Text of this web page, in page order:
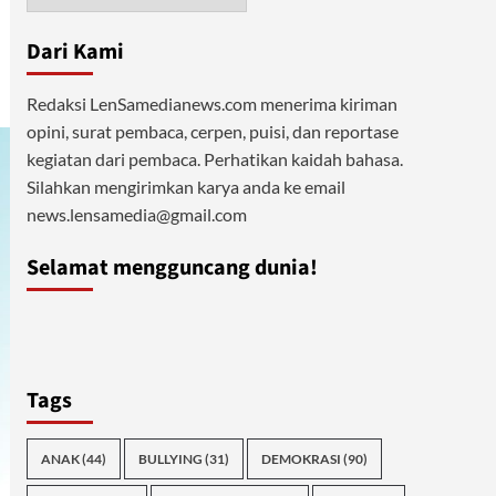
Dari Kami
Redaksi LenSamedianews.com menerima kiriman
opini, surat pembaca, cerpen, puisi, dan reportase
kegiatan dari pembaca. Perhatikan kaidah bahasa.
Silahkan mengirimkan karya anda ke email
news.lensamedia@gmail.com
Selamat mengguncang dunia!
Tags
ANAK(44) BULLYING (31) DEMOKRASI (90)